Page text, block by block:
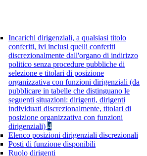
Incarichi dirigenziali, a qualsiasi titolo
conferiti, ivi inclusi quelli conferiti
discrezionalmente dall'organo di indirizzo
politico senza procedure pubbliche di
selezione e titolari di posizione
organizzativa con funzioni dirigenziali (da
pubblicare in tabelle che distinguano le
seguenti situazioni: dirigenti, dirigenti
individuati discrezionalmente, titolari di
posizione organizzativa con funzioni
dirigenziali) 4
Elenco posizioni dirigenziali discrezionali
Posti di funzione disponibili
Ruolo dirigenti